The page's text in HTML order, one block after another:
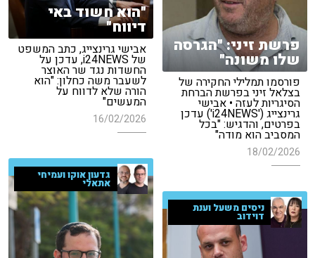
פרשת זיני: "הגרסה
שלו משונה"
פורסמו תמלילי החקירה של
בצלאל זיני בפרשת הברחת
הסיגריות לעזה • אבישי
גרינצייג ('i24NEWS') עדכן
בפרטים, והדגיש: "בכל
המסביב הוא מודה"
18/02/2026
"הוא חשוד באי
דיווח"
אבישי גרינצייג, כתב המשפט
של i24NEWS, עדכן על
החשדות נגד שר האוצר
לשעבר משה כחלון: "הוא
הורה שלא לדווח על
המעשים"
16/02/2026
גדעון אוקו ועמיחי
אתאלי
ניסים משעל וענת
דוידוב